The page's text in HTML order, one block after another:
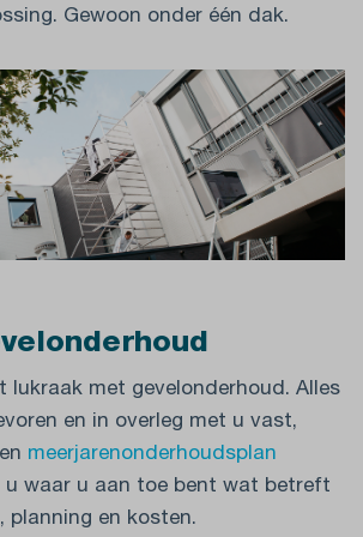
Gewoon onder één dak.
lukraak met gevelonderhoud. Alles
en in overleg met u vast,
meerjarenonderhoudsplan
u waar u aan toe bent wat betreft
planning en kosten.